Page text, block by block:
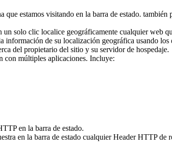
que estamos visitando en la barra de estado.
un solo clic localice geográficamente cualquier web
información de su localización geográfica usando los
del propietario del sitio y su servidor de hospedaje.
con múltiples aplicaciones. Incluye:
en la barra de estado.
en la barra de estado cualquier Header HTTP